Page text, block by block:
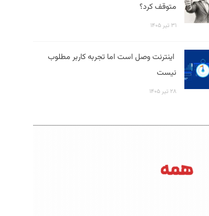
متوقف کرد؟
۳۱ تیر ۱۴۰۵
اینترنت وصل است اما تجربه کاربر مطلوب
نیست
۲۸ تیر ۱۴۰۵